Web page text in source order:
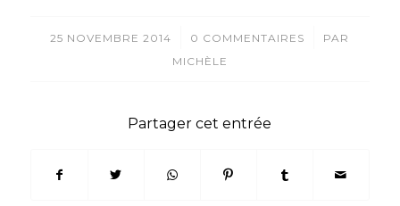
25 NOVEMBRE 2014
/ 0 COMMENTAIRES
/
PAR
MICHÈLE
Partager cet entrée